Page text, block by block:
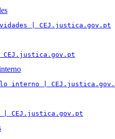
| CEJ.justica.gov.pt
interno |
| CEJ.justica.gov.pt